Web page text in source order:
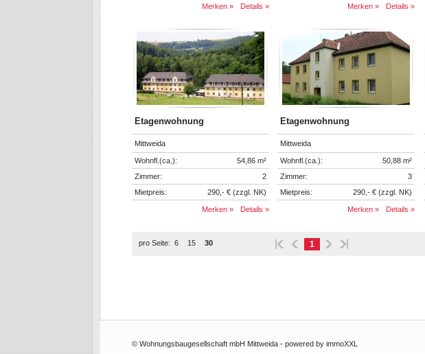
Merken » Details » Merken » Details »
Etagenwohnung Etagenwohnung
Mittweida Mittweida
Wohnfl.(ca.): 54,86 m² Wohnfl.(ca.): 50,88 m²
Zimmer:
2 Zimmer: 3
Mietpreis:
290,- € (zzgl. NK) Mietpreis: 290,- € (zzgl. NK)
Merken » Details » Merken » Details »
pro Seite: 6 15 30 1
© Wohnungsbaugesellschaft mbH Mittweida - powered by immoXXL